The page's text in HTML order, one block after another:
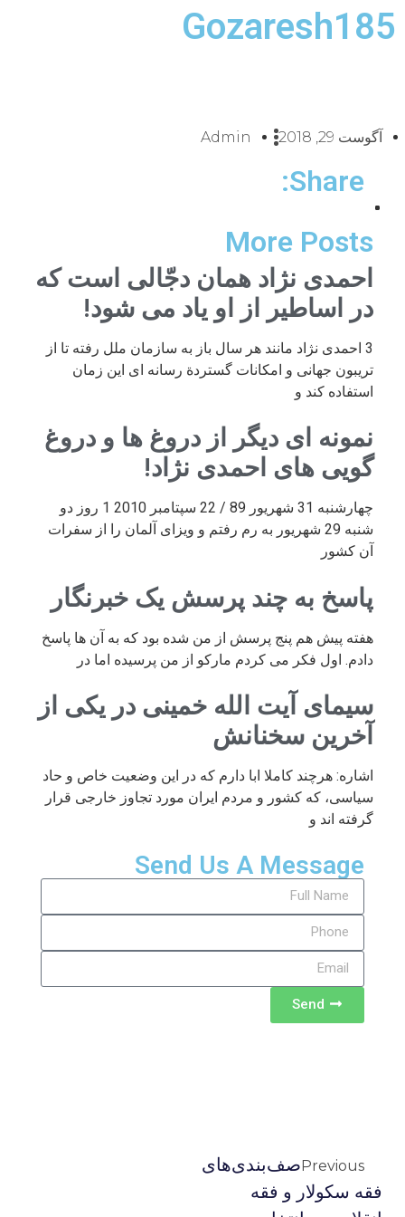
Gozaresh185
آگوست 29, 2018 Admin
Share:
More Posts
احمدی نژاد همان دجّالی است که
در اساطیر از او یاد می شود!
3 احمدی نژاد مانند هر سال باز به سازمان ملل رفته تا از
تریبون جهانی و امکانات گستردة رسانه ای این زمان
استفاده کند و
نمونه ای دیگر از دروغ ها و دروغ
گویی های احمدی نژاد!
چهارشنبه 31 شهریور 89 / 22 سپتامبر 2010 1 روز دو
شنبه 29 شهریور به رم رفتم و ویزای آلمان را از سفرات
آن کشور
پاسخ به چند پرسش یک خبرنگار
هفته پیش هم پنج پرسش از من شده بود که به آن ها پاسخ
دادم. اول فکر می کردم مارکو از من پرسیده اما در
سیمای آیت الله خمینی در یکی از
آخرین سخنانش
اشاره: هرچند کاملا ابا دارم که در این وضعیت خاص و حاد
سیاسی، که کشور و مردم ایران مورد تجاوز خارجی قرار
گرفته اند و
Send Us A Message
Send
Previousصف‌بندی‌های
فقه سکولار و فقه